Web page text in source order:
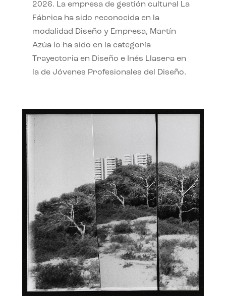
2026. La empresa de gestión cultural La
Fábrica ha sido reconocida en la
modalidad Diseño y Empresa, Martín
Azúa lo ha sido en la categoría
Trayectoria en Diseño e Inés Llasera en
la de Jóvenes Profesionales del Diseño.